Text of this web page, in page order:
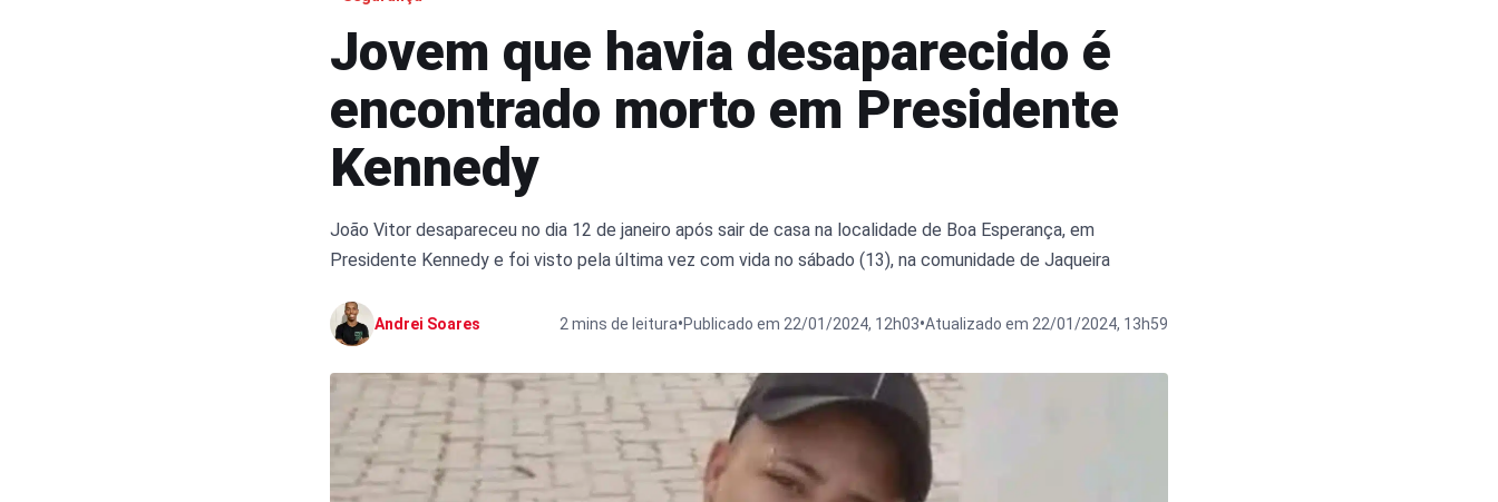
Jovem que havia desaparecido é
encontrado morto em Presidente
Kennedy
João Vitor desapareceu no dia 12 de janeiro após sair de casa na localidade de Boa Esperança, em
Presidente Kennedy e foi visto pela última vez com vida no sábado (13), na comunidade de Jaqueira
Andrei Soares 2 mins de leitura•Publicado em 22/01/2024, 12h03•Atualizado em 22/01/2024, 13h59